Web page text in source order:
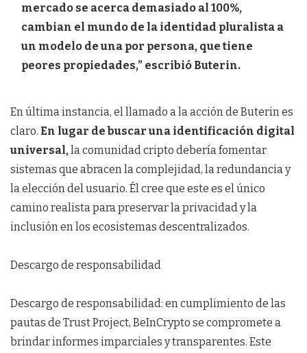
mercado se acerca demasiado al 100%,
cambian el mundo de la identidad pluralista a
un modelo de una por persona, que tiene
peores propiedades,” escribió Buterin.
En última instancia, el llamado a la acción de Buterin es
claro. En lugar de buscar una identificación digital
universal, la comunidad cripto debería fomentar
sistemas que abracen la complejidad, la redundancia y
la elección del usuario. Él cree que este es el único
camino realista para preservar la privacidad y la
inclusión en los ecosistemas descentralizados.
Descargo de responsabilidad
Descargo de responsabilidad: en cumplimiento de las
pautas de Trust Project, BeInCrypto se compromete a
brindar informes imparciales y transparentes. Este